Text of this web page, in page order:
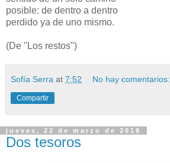
posible: de dentro a dentro
perdido ya de uno mismo.
(De "Los restos")
Sofía Serra at 7:52 No hay comentarios:
Compartir
jueves, 22 de marzo de 2018
Dos tesoros